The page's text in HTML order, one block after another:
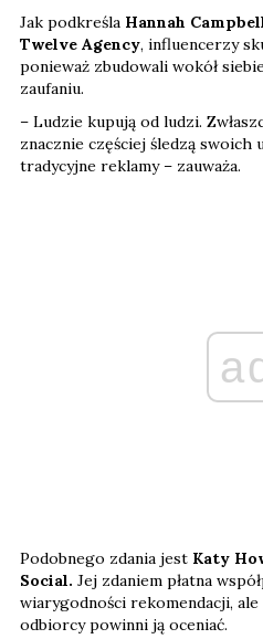
Jak podkreśla Hannah Campbell
Twelve Agency, influencerzy
ponieważ zbudowali wokół
zaufaniu.
– Ludzie kupują od ludzi.
znacznie częściej śledzą
tradycyjne reklamy – zauważa.
Podobnego zdania jest Katy
Social. Jej zdaniem płatna
wiarygodności rekomendacji,
odbiorcy powinni ją oceniać.